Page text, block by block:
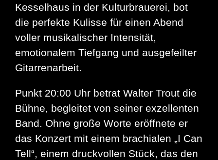
Kesselhaus in der Kulturbrauerei, bot
die perfekte Kulisse für einen Abend
voller musikalischer Intensität,
emotionalem Tiefgang und ausgefeilter
Gitarrenarbeit.
Punkt 20:00 Uhr betrat Walter Trout die
Bühne, begleitet von seiner exzellenten
Band. Ohne große Worte eröffnete er
das Konzert mit einem brachialen „I Can
Tell“, einem druckvollen Stück, das den